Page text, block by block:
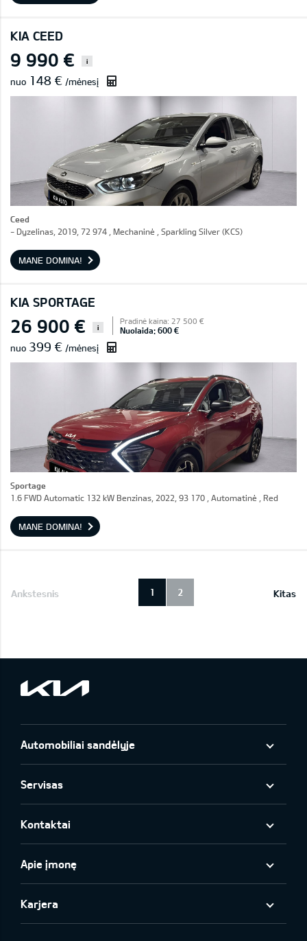
KIA CEED
9 990 € i
nuo 148 € /mėnesį
Ceed
- Dyzelinas, 2019, 72 974 , Mechaninė , Sparkling Silver (KCS)
MANE DOMINA!
KIA SPORTAGE
26 900 € i
Pradinė kaina: 27 500 €
Nuolaida: 600 €
nuo 399 € /mėnesį
Sportage
1.6 FWD Automatic 132 kW Benzinas, 2022, 93 170 , Automatinė , Red
MANE DOMINA!
Ankstesnis Kitas
1 2
Automobiliai sandėlyje
Servisas
Kontaktai
Apie įmonę
Karjera